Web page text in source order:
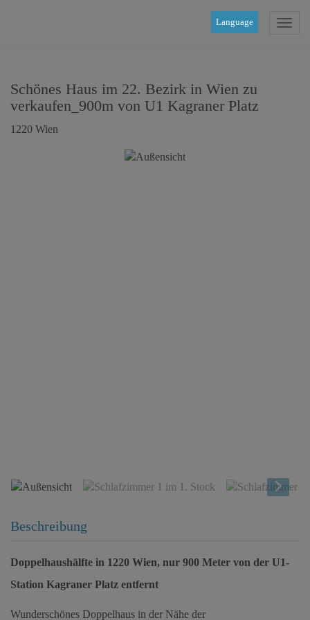
Language
Schönes Haus im 22. Bezirk in Wien zu
verkaufen_900m von U1 Kagraner Platz
1220 Wien
Beschreibung
Doppelhaushälfte in 1220 Wien, nur 900 Meter von der U1-
Station Kagraner Platz entfernt
Wunderschönes Doppelhaus in der Nähe der